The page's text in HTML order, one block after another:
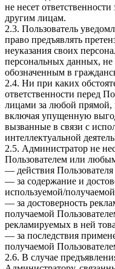
не несет
другим лицам.
2.3. Пользователь
право предъявлять
неуказания своих
персональных данных,
обозначенным в
2.4. Ни при каких
ответственности перед
лицами за любой
включая упущенную
вызванные в связи с
интеллектуальной
2.5. Администратор не
Пользователем или
— действия
— за содержание и
используемой/
— за достоверность
получаемой
рекламируемых в ней
— за последствия
получаемой
2.6. В случае